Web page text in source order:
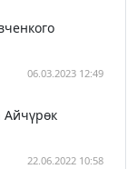
06.03.2023 12:49
22.06.2022 10:58